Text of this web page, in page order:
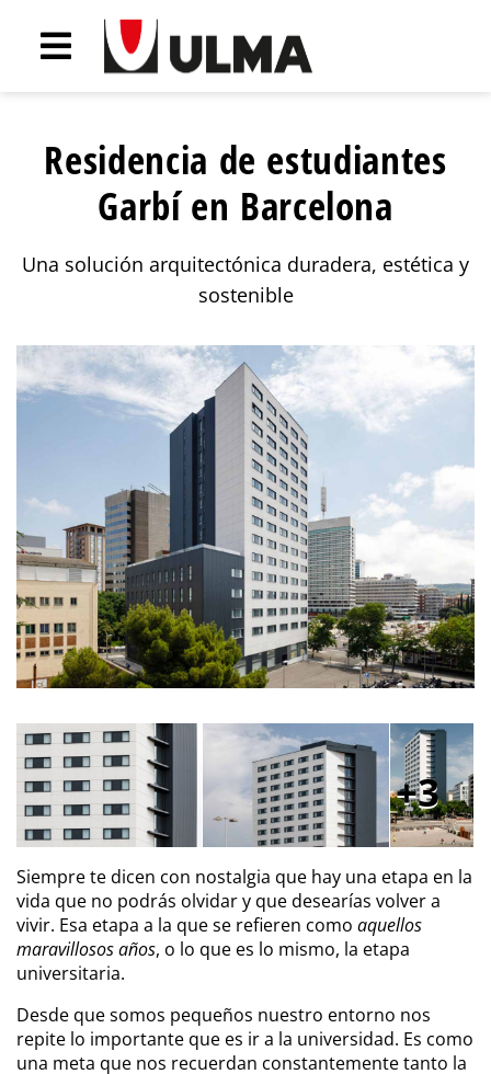
Residencia de estudiantes
Garbí en Barcelona
Una solución arquitectónica duradera, estética y
sostenible
3
Siempre te dicen con nostalgia que hay una etapa en la
vida que no podrás olvidar y que desearías volver a
vivir. Esa etapa a la que se refieren como aquellos
maravillosos años, o lo que es lo mismo, la etapa
universitaria.
Desde que somos pequeños nuestro entorno nos
repite lo importante que es ir a la universidad. Es como
una meta que nos recuerdan constantemente tanto la